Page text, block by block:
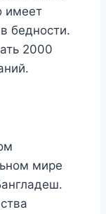
имеет
бедности.
2000
мире